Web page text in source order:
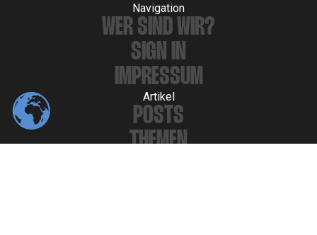
Navigation
WER SIND WIR?
SIGN IN
IMPRESSUM
Artikel
POSTS
THEMEN